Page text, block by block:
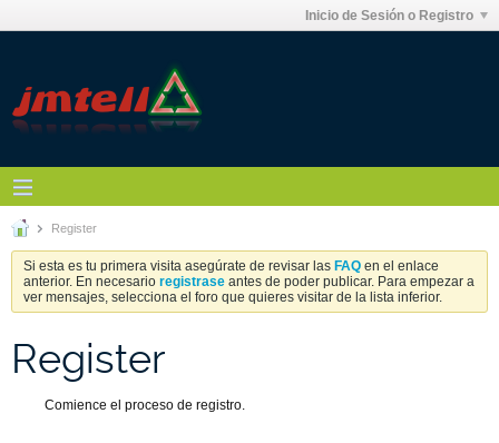
Inicio de Sesión o Registro
Register
Si esta es tu primera visita asegúrate de revisar las FAQ en el enlace
anterior. En necesario registrase antes de poder publicar. Para empezar a
ver mensajes, selecciona el foro que quieres visitar de la lista inferior.
Register
Comience el proceso de registro.